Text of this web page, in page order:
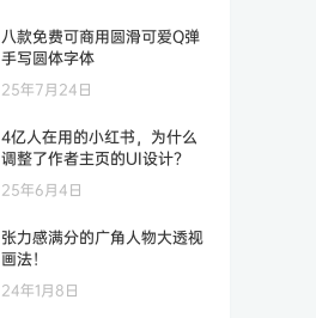
八款免费可商用圆滑可爱Q弹
手写圆体字体
25年7月24日
4亿人在用的小红书，为什么
调整了作者主页的UI设计？
25年6月4日
张力感满分的广角人物大透视
画法！
24年1月8日